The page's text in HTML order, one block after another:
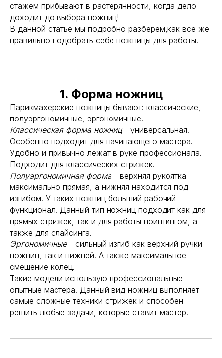
стажем прибывают в растерянности, когда дело
доходит до выбора ножниц!
В данной статье мы подробно разберем,как все же
правильно подобрать себе ножницы для работы.
1. Форма ножниц
Парикмахерские ножницы бывают: классические,
полуэргономичные, эргономичные.
Классическая форма ножниц- универсальная.
Особенно подходит для начинающего мастера.
Удобно и привычно лежат в руке профессионала.
Подходит для классических стрижек.
Полуэргономичная форма - верхняя рукоятка
максимально прямая, а нижняя находится под
изгибом. У таких ножниц больший рабочий
функционал. Данный тип ножниц подходит как для
прямых стрижек, так и для работы поинтингом, а
также для слайсинга.
Эргономичные- сильный изгиб как верхний ручки
ножниц, так и нижней. А также максимальное
смещение колец.
Такие модели использую профессиональные
опытные мастера. Данный вид ножниц выполняет
самые сложные техники стрижек и способен
решить любые задачи, которые ставит мастер.